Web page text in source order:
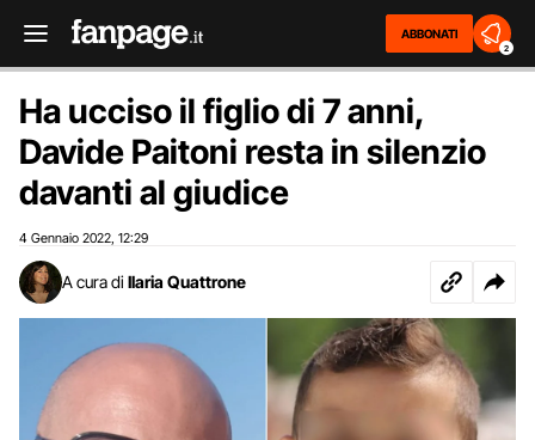
ABBONATI
2
Ha ucciso il figlio di 7 anni,
Davide Paitoni resta in silenzio
davanti al giudice
4 Gennaio 2022 12:29
A cura di Ilaria Quattrone